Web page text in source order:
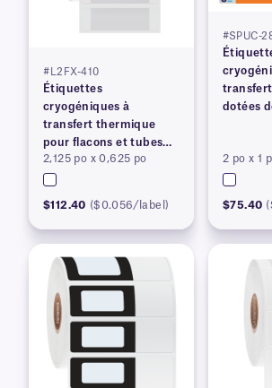
#L2FX-410
Étiquettes
cryogéniques à
transfert thermique
pour flacons et tubes
congelés
2,125 po x 0,625 po
$112.40 ($0.056/label)
#SPUC-
dotées
2 po x 1
$75.40